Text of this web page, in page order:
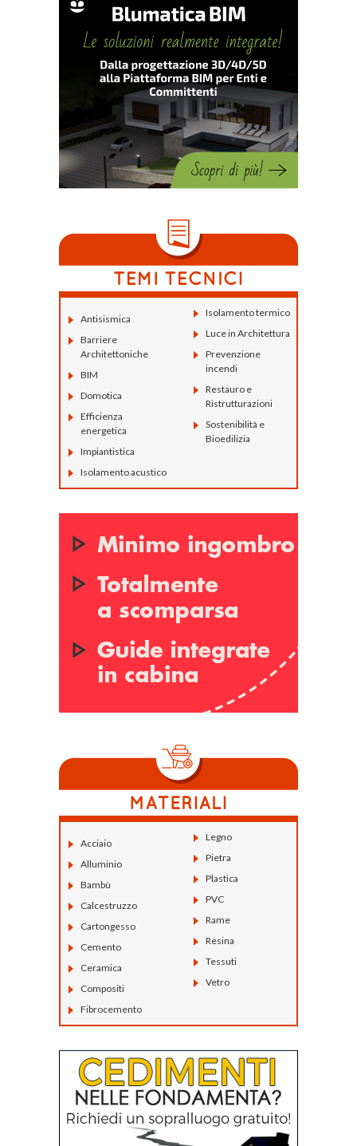
Antisismica
Barriere
Architettoniche
BIM
Domotica
Efficienza
energetica
Impiantistica
Isolamento acustico
Isolamento termico
Luce in Architettura
Prevenzione
incendi
Restauro e
Ristrutturazioni
Sostenibilità e
Bioedilizia
Acciaio
Alluminio
Bambù
Calcestruzzo
Cartongesso
Cemento
Ceramica
Compositi
Fibrocemento
Legno
Pietra
Plastica
PVC
Rame
Resina
Tessuti
Vetro